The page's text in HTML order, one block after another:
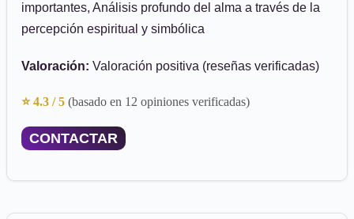
importantes, Análisis profundo del alma a través de la
percepción espiritual y simbólica
Valoración: Valoración positiva (reseñas verificadas)
⭐ 4.3 / 5 (basado en 12 opiniones verificadas)
CONTACTAR